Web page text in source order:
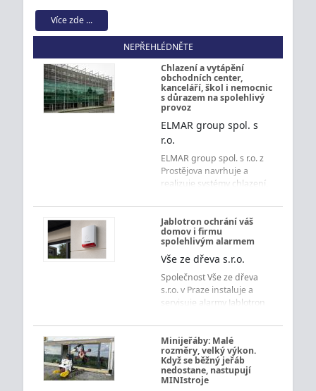
Více zde ...
NEPŘEHLÉDNĚTE
Chlazení a vytápění
obchodních center,
kanceláří, škol i nemocnic
s důrazem na spolehlivý
provoz
ELMAR group spol. s
r.o.
ELMAR group spol. s r.o. z
Prostějova navrhuje a
realizuje systémy chlazení,
a měření s regulací pro
obchodní centra,
kancelářské budovy, školy,
nemocnice i ubytovací
zařízení s důrazem na
úsporu energií a spolehlivý
provoz.
Jablotron ochrání váš
domov i firmu
spolehlivým alarmem
Vše ze dřeva s.r.o.
Společnost Vše ze dřeva
s.r.o. v Praze instaluje a
servisuje alarmy Jablotron
Získejte přehledné
ovládání, rychlé
upozornění a jistotu každý
den.
Minijeřáby: Malé
rozměry, velký výkon.
Když se běžný jeřáb
nedostane, nastupují
MINIstroje